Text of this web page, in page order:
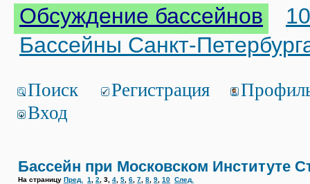
Обсуждение бассейнов
Бассейны Санкт-
Поиск Регистрация
Вход
Бассейн при Московском Институте
На страницу Пред. 1 2 3 4 5 6 7 8 9 10 След.